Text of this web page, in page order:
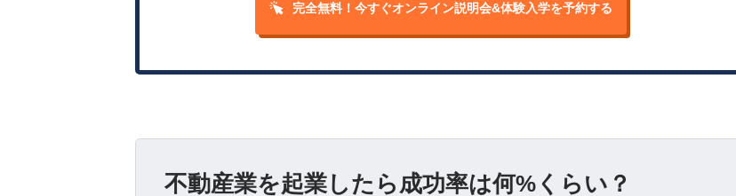
完全無料！ 今すぐオンライン説明会&体験入学を予約する
不動産業を起業したら成功率は何%くらい？